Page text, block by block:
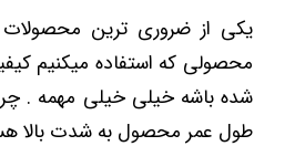
یکی از ضروری ترین
محصولی که استفاده میکنیم
شده باشه خیلی خیلی مهمه .
طول عمر محصول به شدت بالا